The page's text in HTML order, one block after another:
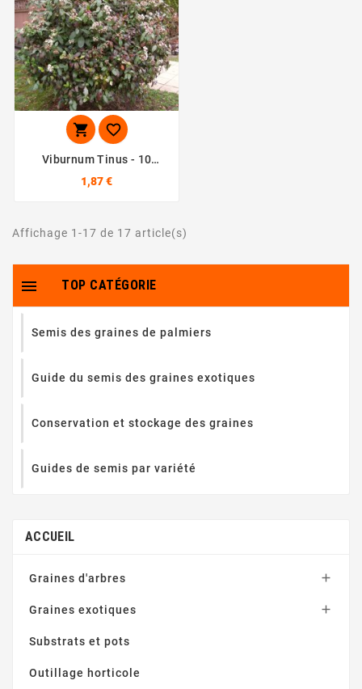
 
Viburnum Tinus - 10
Graines
1,87 €
Affichage 1-17 de 17 article(s)
TOP CATÉGORIE

Semis des graines de palmiers
Guide du semis des graines exotiques
Conservation et stockage des graines
Guides de semis par variété
ACCUEIL
Graines d'arbres 
Graines exotiques 
Substrats et pots
Outillage horticole